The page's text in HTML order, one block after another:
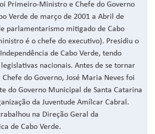
Primeiro-Ministro e Chefe do Governo
Verde de março de 2001 a Abril de
parlamentarismo mitigado de Cabo
é o chefe do executivo). Presidiu o
de Cabo Verde, tendo
nacionais. Antes de se tornar
do Governo, José Maria Neves foi
do Governo Municipal de Santa Catarina
da Juventude Amílcar Cabral.
na Direção Geral da
de Cabo Verde.